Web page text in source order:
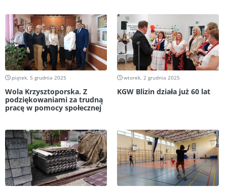
piątek, 5 grudnia 2025
Wola Krzysztoporska. Z
podziękowaniami za trudną
pracę w pomocy społecznej
wtorek, 2 grudnia 2025
KGW Blizin działa już 60 lat